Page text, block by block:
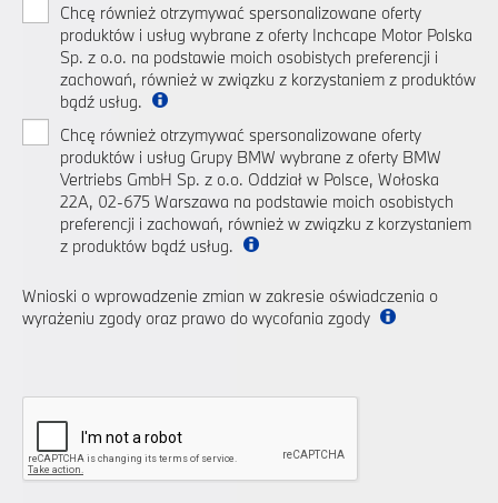
Chcę również otrzymywać spersonalizowane oferty
produktów i usług wybrane z oferty Inchcape Motor Polska
Sp. z o.o. na podstawie moich osobistych preferencji i
zachowań, również w związku z korzystaniem z produktów
bądź usług.
Chcę również otrzymywać spersonalizowane oferty
produktów i usług Grupy BMW wybrane z oferty BMW
Vertriebs GmbH Sp. z o.o. Oddział w Polsce, Wołoska
22A, 02-675 Warszawa na podstawie moich osobistych
preferencji i zachowań, również w związku z korzystaniem
z produktów bądź usług.
Wnioski o wprowadzenie zmian w zakresie oświadczenia o
wyrażeniu zgody oraz prawo do wycofania zgody